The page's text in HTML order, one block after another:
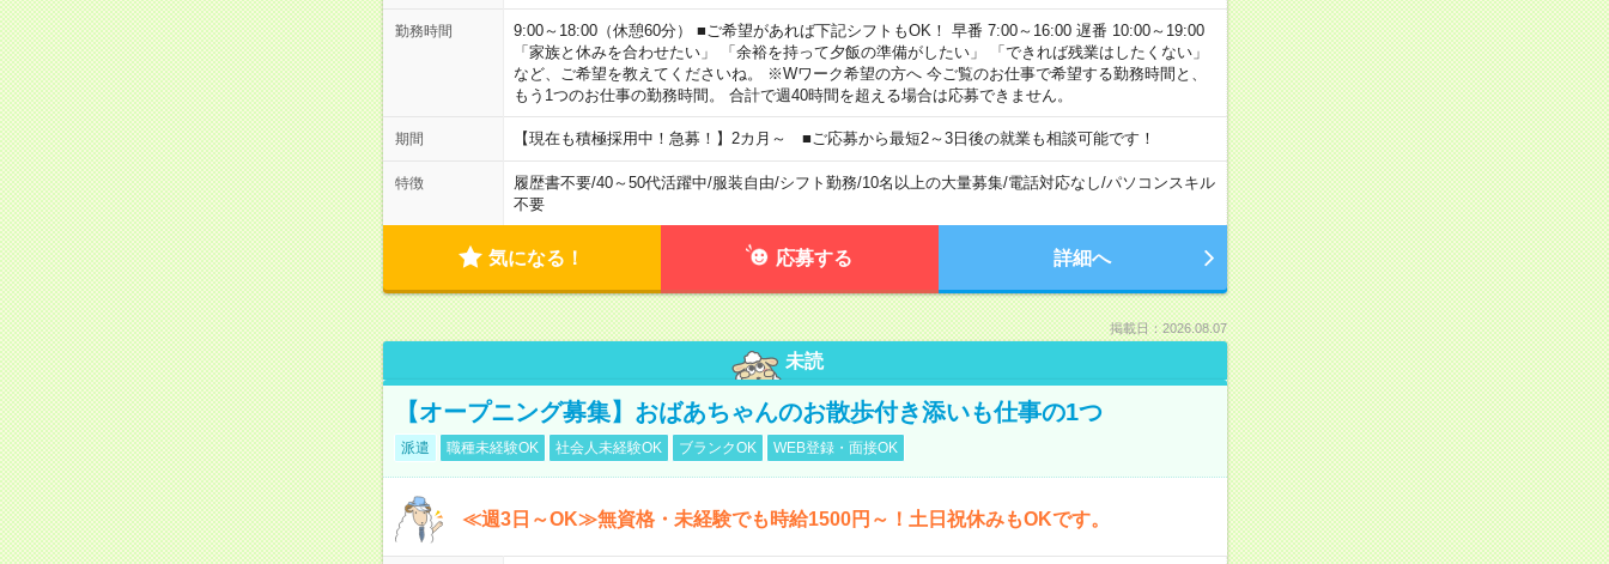
勤務時間
9:00～18:00（休憩60分） ■ご希望があれば下記シフトもOK！ 早番 7:00～16:00 遅番 10:00～19:00
「家族と休みを合わせたい」 「余裕を持って夕飯の準備がしたい」 「できれば残業はしたくない」
など、ご希望を教えてくださいね。 ※Wワーク希望の方へ 今ご覧のお仕事で希望する勤務時間と、
もう1つのお仕事の勤務時間。 合計で週40時間を超える場合は応募できません。
期間 【現在も積極採用中！急募！】2カ月～ ■ご応募から最短2～3日後の就業も相談可能です！
特徴 履歴書不要/40～50代活躍中/服装自由/シフト勤務/10名以上の大量募集/電話対応なし/パソコンスキル
不要
気になる！ 応募する 詳細へ
掲載日：2026.08.07
未読
【オープニング募集】おばあちゃんのお散歩付き添いも仕事の1つ
派遣 職種未経験OK 社会人未経験OK ブランクOK WEB登録・面接OK
≪週3日～OK≫無資格・未経験でも時給1500円～！土日祝休みもOKです。